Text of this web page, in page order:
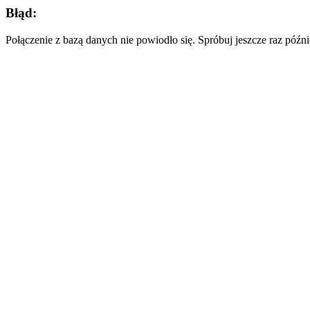
Błąd:
Połączenie z bazą danych nie powiodło się. Spróbuj jeszcze raz